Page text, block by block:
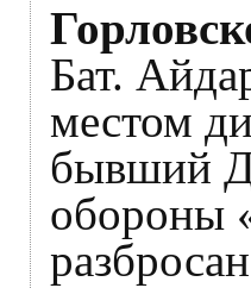
Бат.
местом
бывший
обороны